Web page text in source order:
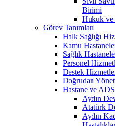
Birimi
Hukuk ve
Görev Tanımları
Halk Sağlığı
Kamu
Sağlık
Personel
Destek
Doğrudan
Hastane ve
Aydın
Atatürk
Aydın